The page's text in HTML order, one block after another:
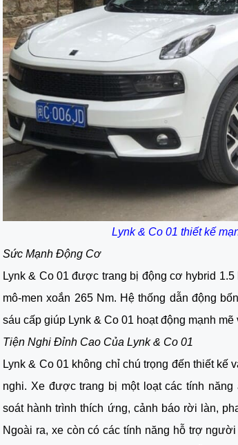
Lynk & Co 01 thiết kế
Sức Mạnh Động Cơ
Lynk & Co 01 được trang bị động cơ hybrid
mô-men xoắn 265 Nm. Hệ thống dẫn động
sáu cấp giúp Lynk & Co 01 hoạt động mạnh
Tiện Nghi Đỉnh Cao Của Lynk & Co 01
Lynk & Co 01 không chỉ chú trọng đến thiết kế
nghi. Xe được trang bị một loạt các tính
soát hành trình thích ứng, cảnh báo rời làn,
Ngoài ra, xe còn có các tính năng hỗ trợ